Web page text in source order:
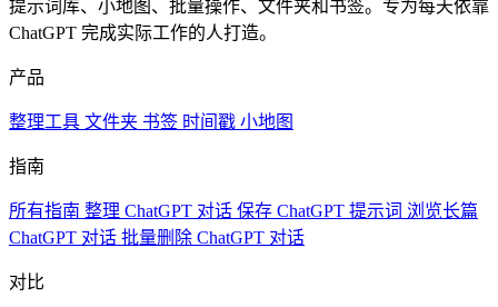
提示词库、小地图、批量操作、文件夹和书签。专为每天依靠
ChatGPT 完成实际工作的人打造。
产品
整理工具 文件夹 书签 时间戳 小地图
指南
所有指南 整理 ChatGPT 对话 保存 ChatGPT 提示词 浏览长篇
ChatGPT 对话 批量删除 ChatGPT 对话
对比